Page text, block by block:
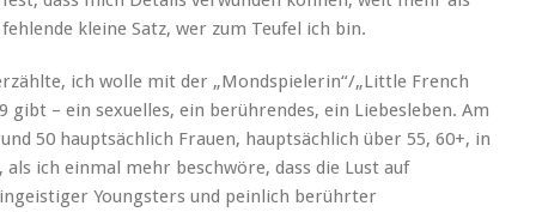
kleine Satz, wer zum Teufel ich bin.
ich wolle mit der „Mondspielerin“/„Little French
gibt – ein sexuelles, ein berührendes, ein Liebesleben. Am
50 hauptsächlich Frauen, hauptsächlich über 55, 60+, in
als ich einmal mehr beschwöre, dass die Lust auf
Youngsters und peinlich berührter